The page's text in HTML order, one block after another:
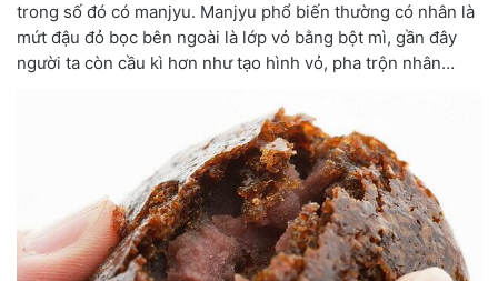
trong số đó có manjyu. Manjyu phổ biến thường có nhân là
mứt đậu đỏ bọc bên ngoài là lớp vỏ bằng bột mì, gần đây
người ta còn cầu kì hơn như tạo hình vỏ, pha trộn nhân…